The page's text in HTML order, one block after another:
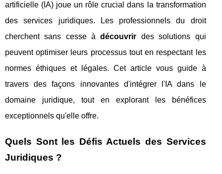
artificielle (IA) joue un rôle crucial dans la transformation
des services juridiques. Les professionnels du droit
cherchent sans cesse àdécouvrir des solutions qui
peuvent optimiser leurs processus tout en respectant les
normes éthiques et légales. Cet article vous guide à
travers des façons innovantes d'intégrer l'IA dans le
domaine juridique, tout en explorant les bénéfices
exceptionnels qu'elle offre.
Quels Sont les Défis Actuels des Services
Juridiques ?